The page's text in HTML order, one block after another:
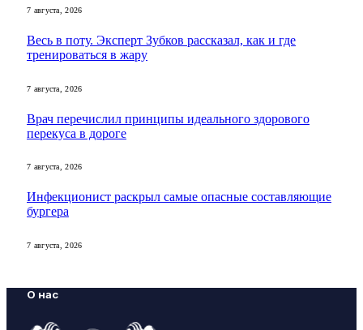
7 августа, 2026
Весь в поту. Эксперт Зубков рассказал, как и где
тренироваться в жару
7 августа, 2026
Врач перечислил принципы идеального здорового
перекуса в дороге
7 августа, 2026
Инфекционист раскрыл самые опасные составляющие
бургера
7 августа, 2026
О нас